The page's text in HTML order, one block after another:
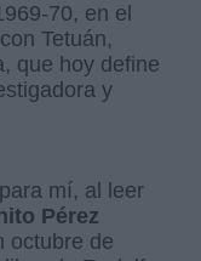
70, en el
Tetuán,
que hoy define
y
mí, al leer
Pérez
octubre de